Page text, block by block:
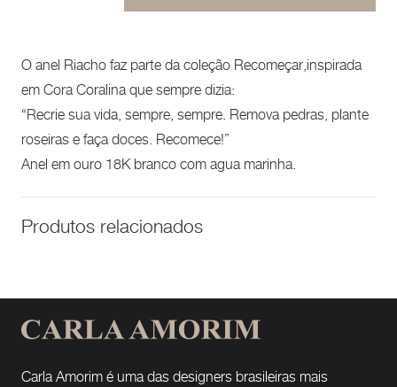
O anel Riacho faz parte da coleção Recomeçar,inspirada
em Cora Coralina que sempre dizia:
“Recrie sua vida, sempre, sempre. Remova pedras, plante
roseiras e faça doces. Recomece!”
Anel em ouro 18K branco com agua marinha.
Produtos relacionados
Carla Amorim é uma das designers brasileiras mais